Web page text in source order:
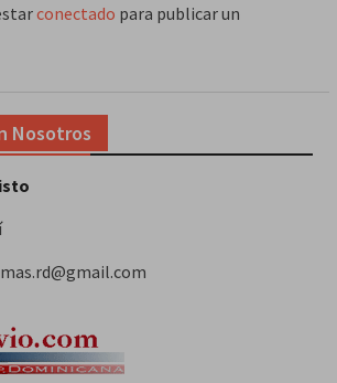
conectado para publicar un
Nosotros